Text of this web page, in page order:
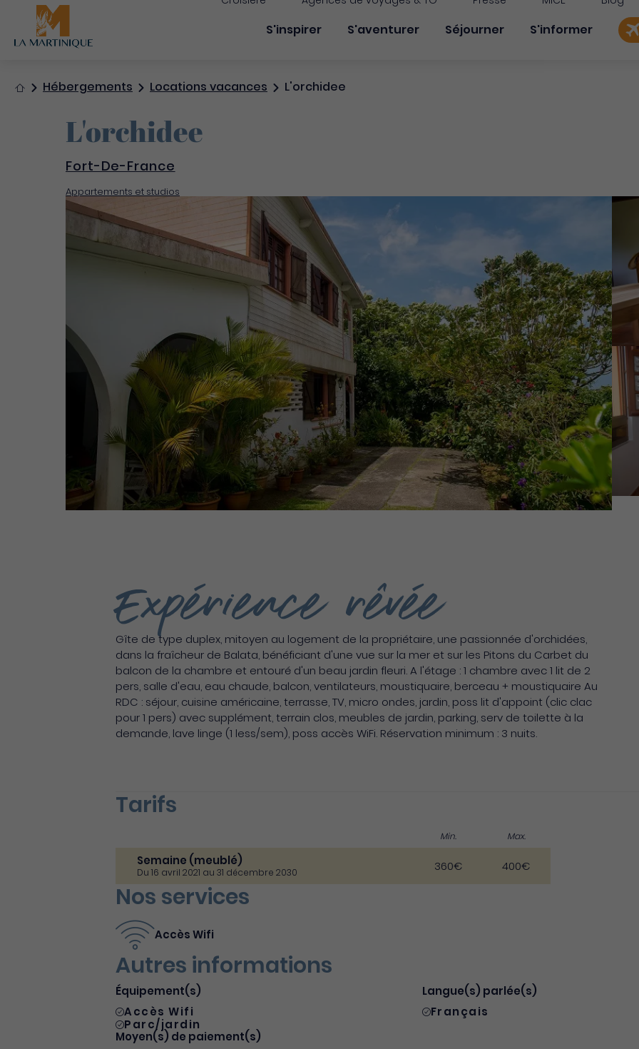
Navigation principale
S'inspirer
S'aventurer Séjourner S'informer
Accueil
Hébergements Locations vacances L'orchidee
L'orchidee
Fort-De-France
Appartements et studios
Expérience rêvée
Gîte de type duplex, mitoyen au logement de la propriétaire, une passionnée d'orchidées,
dans la fraîcheur de Balata, bénéficiant d'une vue sur la mer et sur les Pitons du Carbet du
balcon de la chambre et entouré d'un beau jardin fleuri. A l'étage : 1 chambre avec 1 lit de 2
pers, salle d'eau, eau chaude, balcon, ventilateurs, moustiquaire, berceau + moustiquaire Au
RDC : séjour, cuisine américaine, terrasse, TV, micro ondes, jardin, poss lit d'appoint (clic clac
pour 1 pers) avec supplément, terrain clos, meubles de jardin, parking, serv de toilette à la
demande, lave linge (1 less/sem), poss accès WiFi. Réservation minimum : 3 nuits.
Tarifs
Min. Max.
Semaine (meublé)
Du 16 avril 2021 au 31 décembre 2030 360€ 400€
Nos services
Accès Wifi
Autres informations
Équipement(s)
Accès Wifi
Parc/jardin
Langue(s) parlée(s)
Français
Moyen(s) de paiement(s)